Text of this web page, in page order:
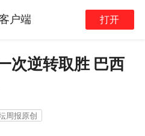
户端 打开
次逆转取胜 巴西
周报原创